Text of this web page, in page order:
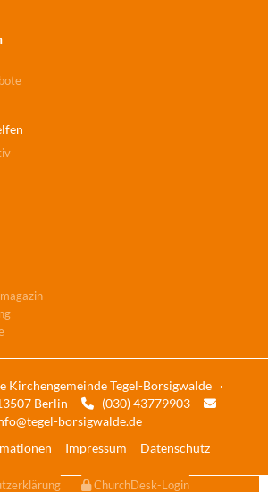
Kirchengemeinde Tegel-Borsigwalde ·
Berlin
(030) 43779903 
borsigwalde.de
Impressum Datenschutz
ChurchDesk-Login